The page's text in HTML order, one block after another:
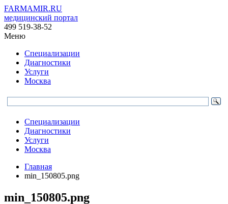
FARMAMIR.RU
медицинский портал
499 519-38-52
Меню
Специализации
Диагностики
Услуги
Москва
Специализации
Диагностики
Услуги
Москва
Главная
min_150805.png
min_150805.png